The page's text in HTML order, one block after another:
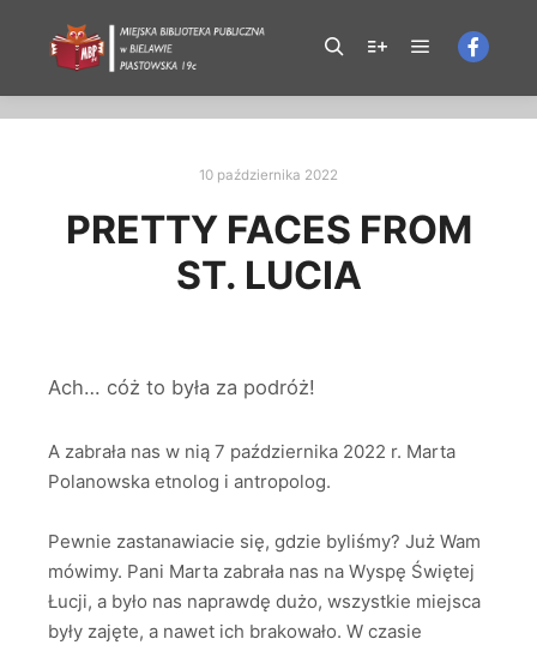
10 października 2022
PRETTY FACES FROM
ST. LUCIA
Ach… cóż to była za podróż!
A zabrała nas w nią 7 października 2022 r. Marta
Polanowska etnolog i antropolog.
Pewnie zastanawiacie się, gdzie byliśmy? Już Wam
mówimy. Pani Marta zabrała nas na Wyspę Świętej
Łucji, a było nas naprawdę dużo, wszystkie miejsca
były zajęte, a nawet ich brakowało. W czasie